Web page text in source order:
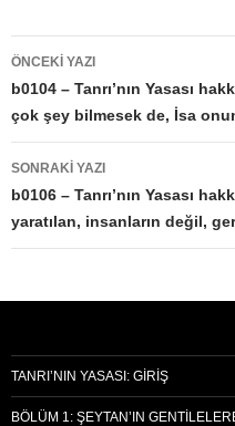
Yazı
dolaşımı
ÖNCEKI YAZI
b0104 – Tanrı’nın Yasası
çok şey bilmesek de, İsa
SONRAKI YAZI
b0106 – Tanrı’nın Yasası
yaratılan, insanların değil,
TANRI’NIN YASASI: GIRIŞ
BÖLÜM 1: ŞEYTAN’IN